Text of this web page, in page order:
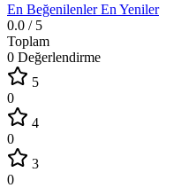
En BeğenilenlerEn Yeniler
0.0 / 5
Toplam
0 Değerlendirme
5
0
4
0
3
0